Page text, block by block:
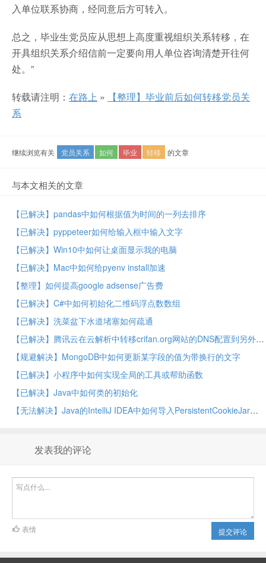
入单位联系协商，经同意后方可转入。
总之，毕业生党员应从思想上高度重视组织关系转移，在
开具组织关系介绍信前一定要向用人单位咨询清楚开往何
处。”
转载请注明： 在路上 »
【整理】毕业前后如何转移党员关
系
继续浏览有关 党员关系 如何 毕业 转移 的文章
与本文相关的文章
【已解决】pandas中如何根据值为时间的一列去排序
【已解决】pyppeteer如何给输入框中输入文字
【已解决】Win10中如何让桌面显示我的电脑
【已解决】Mac中如何给pyenv install加速
【整理】如何提高google adsense广告费
【已解决】C#中如何初始化二维码浮点数数组
【已解决】洗菜盆下水道堵塞如何疏通
【已解决】腾讯云在云解析中转移crifan.org网站的DNS配置到另外账号
【规避解决】MongoDB中如何更新某字段的值为带换行的文字
【已解决】小程序中如何实现全局的工具或帮助函数
【已解决】Java中如何类的初始化
【无法解决】Java的IntelliJ IDEA中如何导入PersistentCookieJar这个库
发表我的评论
提交评论
表情